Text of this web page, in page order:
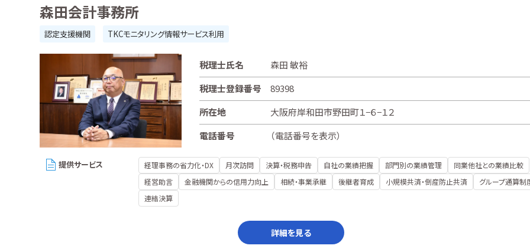
森田会計事務所
認定支援機関 TKCモニタリング情報サービス利用
税理士氏名
森田 敏裕
税理士登録番号
89398
所在地
大阪府岸和田市野田町１−６−１２
電話番号
（電話番号を表示）
提供サービス 経理事務の省力化・DX 月次訪問 決算・税務申告 自社の業績把握 部門別の業績管理
同業他社との業績比較
経営助言
金融機関からの信用力向上 相続・事業承継 後継者育成 小規模共済・倒産防止共済
グループ通算制
連結決算
詳細を見る